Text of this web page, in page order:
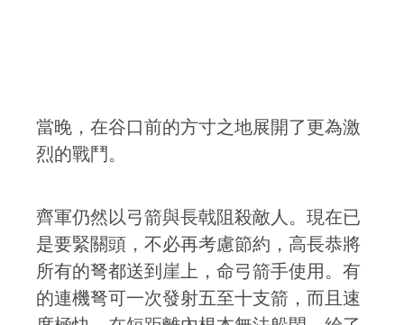
當晚，在谷口前的方寸之地展開了更為激
烈的戰鬥。
齊軍仍然以弓箭與長戟阻殺敵人。現在已
是要緊關頭，不必再考慮節約，高長恭將
所有的弩都送到崖上，命弓箭手使用。有
的連機弩可一次發射五至十支箭，而且速